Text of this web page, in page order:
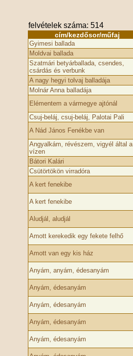
felvételek száma: 514
cím/kezdősor/műfaj
Gyimesi ballada
Moldvai ballada
Szatmári betyárballada, csendes,
csárdás és verbunk
A nagy hegyi tolvaj balladája
Molnár Anna balladája
Elémentem a vármegye ajtónál
Csuj-beláj, csuj-beláj, Palotai Pali
A Nád János Fenékbe van
Angyalkám, révészem, vigyél által a
vízen
Bátori Kalári
Csütörtökön virradóra
A kert fenekibe
A kert fenekibe
Aludjál, aludjál
Amott kerekedik egy fekete felhő
Amott van egy kis ház
Anyám, anyám, édesanyám
Anyám, édesanyám
Anyám, édesanyám
Anyám, édesanyám
Anyám, édesanyám